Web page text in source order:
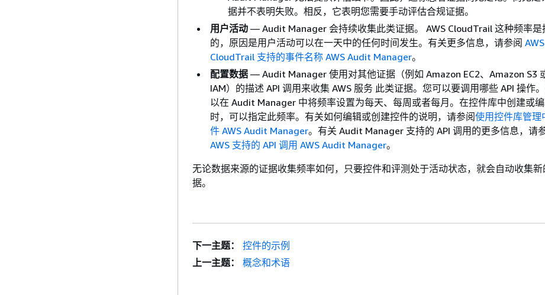
据并不表明失败。相反，它表明您需要手动评估合规证据。
用户活动 — Audit Manager 会持续收集此类证据。 AWS CloudTrail 这种频率是
的，原因是用户活动可以在一天中的任何时间发生。有关更多信息，请参阅 AWS
CloudTrail 支持的事件名称 AWS Audit Manager。
配置数据 — Audit Manager 使用对其他证据（例如 Amazon EC2、Amazon S3
IAM）的描述 API 调用来收集 AWS 服务 此类证据。您可以要调用哪些 API 操作
以在 Audit Manager 中将频率设置为每天、每周或者每月。在控件库中创建或
时，可以指定此频率。有关如何编辑或创建控件的说明，请参阅使用控件库管理
件 AWS Audit Manager。有关 Audit Manager 支持的 API 调用的更多信息，请
AWS 支持的 API 调用 AWS Audit Manager。
无论数据来源的证据收集频率如何，只要控件和评测处于活动状态，就会自动收集新
据。
下一主题：
控件的示例
上一主题：
概念和术语